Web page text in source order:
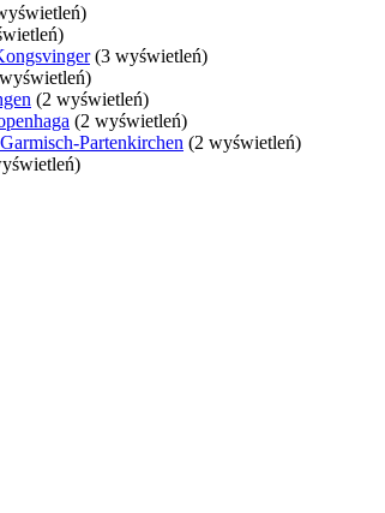
(3 wyświetleń)
(2 wyświetleń)
(2 wyświetleń)
Partenkirchen (2 wyświetleń)